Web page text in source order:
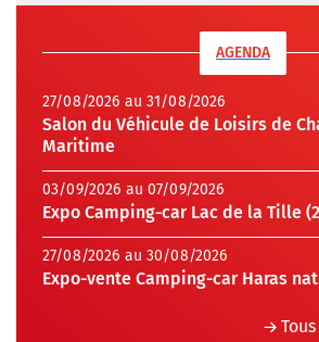
AGENDA
27/08/2026 au 31/08/2026
Salon du Véhicule de Loisirs de
Maritime
03/09/2026 au 07/09/2026
Expo Camping-car Lac de la Tille
27/08/2026 au 30/08/2026
Expo-vente Camping-car Haras